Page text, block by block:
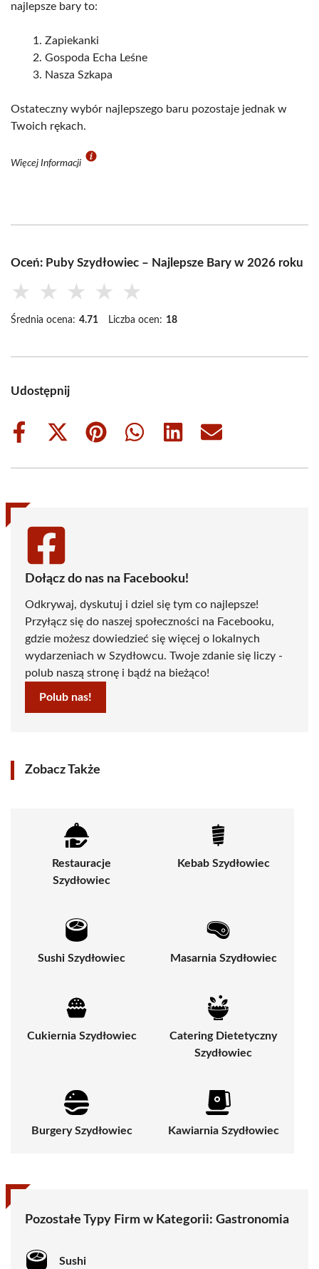
najlepsze bary to:
Zapiekanki
Gospoda Echa Leśne
Nasza Szkapa
Ostateczny wybór najlepszego baru pozostaje jednak w
Twoich rękach.
Więcej Informacji
Oceń: Puby Szydłowiec – Najlepsze Bary w 2026 roku
★ ★ ★ ★ ★
Średnia ocena: 4.71 Liczba ocen: 18
Udostępnij
Share
Share
(Twitter)
Share
Share
Share
Share
Dołącz do nas na Facebooku!
Odkrywaj, dyskutuj i dziel się tym co najlepsze!
Przyłącz się do naszej społeczności na Facebooku,
gdzie możesz dowiedzieć się więcej o lokalnych
wydarzeniach w Szydłowcu. Twoje zdanie się liczy -
polub naszą stronę i bądź na bieżąco!
Polub nas!
Zobacz Także
Restauracje
Szydłowiec
Kebab Szydłowiec
Sushi Szydłowiec Masarnia Szydłowiec
Cukiernia Szydłowiec
Catering Dietetyczny
Szydłowiec
Burgery Szydłowiec Kawiarnia Szydłowiec
Pozostałe Typy Firm w Kategorii: Gastronomia
Sushi